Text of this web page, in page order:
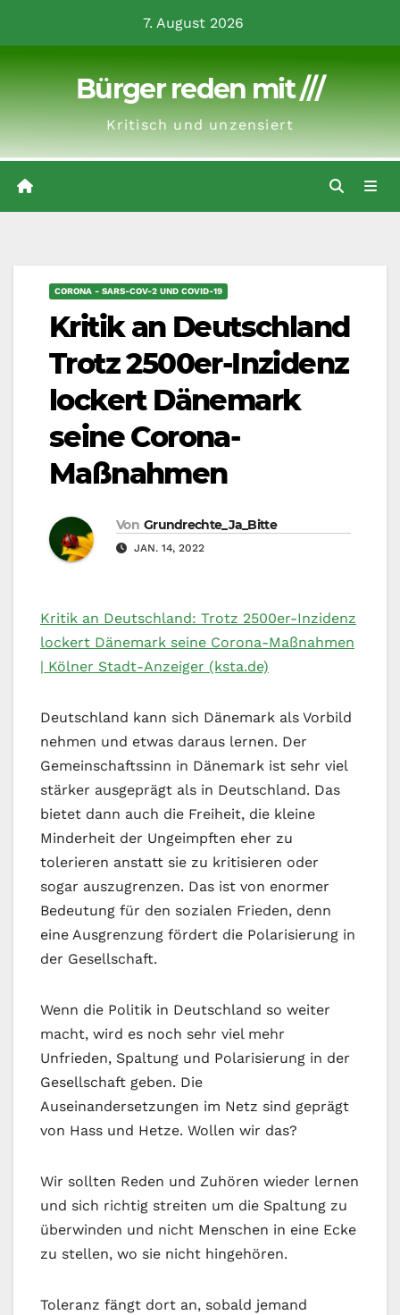
7. August 2026
Bürger reden mit ///
Kritisch und unzensiert
CORONA - SARS-COV-2 UND COVID-19
Kritik an Deutschland
Trotz 2500er-Inzidenz
lockert Dänemark
seine Corona-
Maßnahmen
Von Grundrechte_Ja_Bitte
JAN. 14, 2022
Kritik an Deutschland: Trotz 2500er-Inzidenz
lockert Dänemark seine Corona-Maßnahmen
| Kölner Stadt-Anzeiger (ksta.de)
Deutschland kann sich Dänemark als Vorbild
nehmen und etwas daraus lernen. Der
Gemeinschaftssinn in Dänemark ist sehr viel
stärker ausgeprägt als in Deutschland. Das
bietet dann auch die Freiheit, die kleine
Minderheit der Ungeimpften eher zu
tolerieren anstatt sie zu kritisieren oder
sogar auszugrenzen. Das ist von enormer
Bedeutung für den sozialen Frieden, denn
eine Ausgrenzung fördert die Polarisierung in
der Gesellschaft.
Wenn die Politik in Deutschland so weiter
macht, wird es noch sehr viel mehr
Unfrieden, Spaltung und Polarisierung in der
Gesellschaft geben. Die
Auseinandersetzungen im Netz sind geprägt
von Hass und Hetze. Wollen wir das?
Wir sollten Reden und Zuhören wieder lernen
und sich richtig streiten um die Spaltung zu
überwinden und nicht Menschen in eine Ecke
zu stellen, wo sie nicht hingehören.
Toleranz fängt dort an, sobald jemand